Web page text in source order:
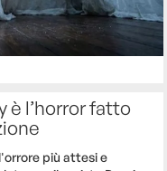
è l’horror fatto
più attesi e